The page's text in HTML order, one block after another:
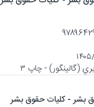
۱۹
بشر - كليات حقوق بشر